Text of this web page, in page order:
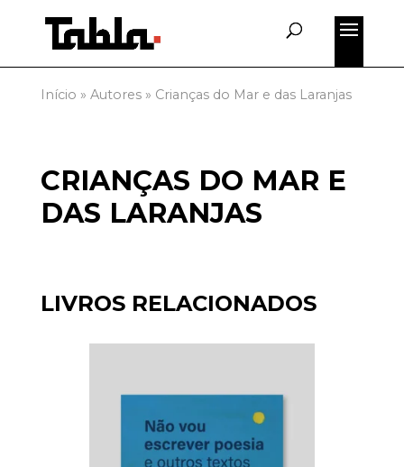
Início » Autores» Crianças do Mar e das Laranjas
CRIANÇAS DO MAR E
DAS LARANJAS
LIVROS RELACIONADOS